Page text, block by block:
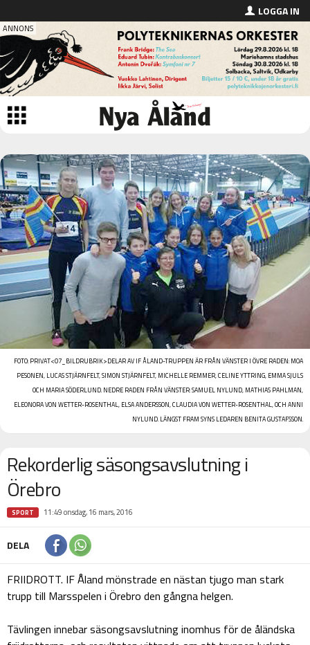
LOGGA IN
FOTO: PRIVAT<07_BILDRUBRIK>DELAR AV IF ÅLAND-TRUPPEN ÄR FRÅN VÄNSTER I ÖVRE RADEN: MOA
PESONEN, LUCAS STJÄRNFELT, SIMON STJÄRNFELT, MICHELLE REMMER, CELINE YTTRING, EMMA SJULS
OCH MARIA SÖDERLUND. NEDRE RADEN FRÅN VÄNSTER: SAMUEL NYLUND, MATHIAS PAHLMAN,
ELEONORA VON WETTER-ROSENTHAL, ELSA ANDERSSON, CLAUDIA VON WETTER-ROSENTHAL, OCH ANNI
NYLUND. LÄNGST FRAM SYNS LEDAREN BENITA GUSTAFSSON.
Rekorderlig säsongsavslutning i
Örebro
SPORT 11:49 onsdag, 16 mars, 2016
DELA
FRIIDROTT. IF Åland mönstrade en nästan tjugo man stark
trupp till Marsspelen i Örebro den gångna helgen.
Tävlingen innebar säsongsavslutning inomhus för de åländska